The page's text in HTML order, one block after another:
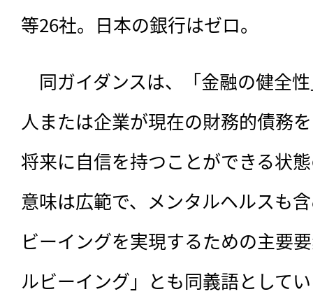
等26社。日本の銀行はゼロ。
同ガイダンスは、「金融の健全
人または企業が現在の財務的債務
将来に自信を持つことができる状
意味は広範で、メンタルヘルスも
ビーイングを実現するための主要
ルビーイング」とも同義語として